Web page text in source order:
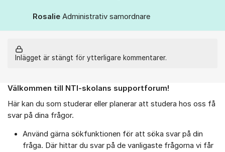
Rosalie Administrativ samordnare
Inlägget är stängt för ytterligare kommentarer.
Om forumet
Välkommen till NTI-skolans supportforum!
Här kan du som studerar eller planerar att studera hos oss få
svar på dina frågor.
Använd gärna sökfunktionen för att söka svar på din
fråga. Där hittar du svar på de vanligaste frågorna vi får